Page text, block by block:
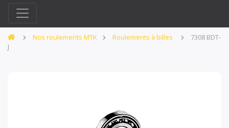
Nos roulements MTK Roulements à billes
7308 BDT-
J